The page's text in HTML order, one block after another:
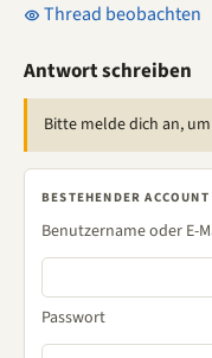
Thread beobachten
Antwort schreiben
Bitte melde dich an,
BESTEHENDER ACCOUNT
Benutzername oder E-
Passwort